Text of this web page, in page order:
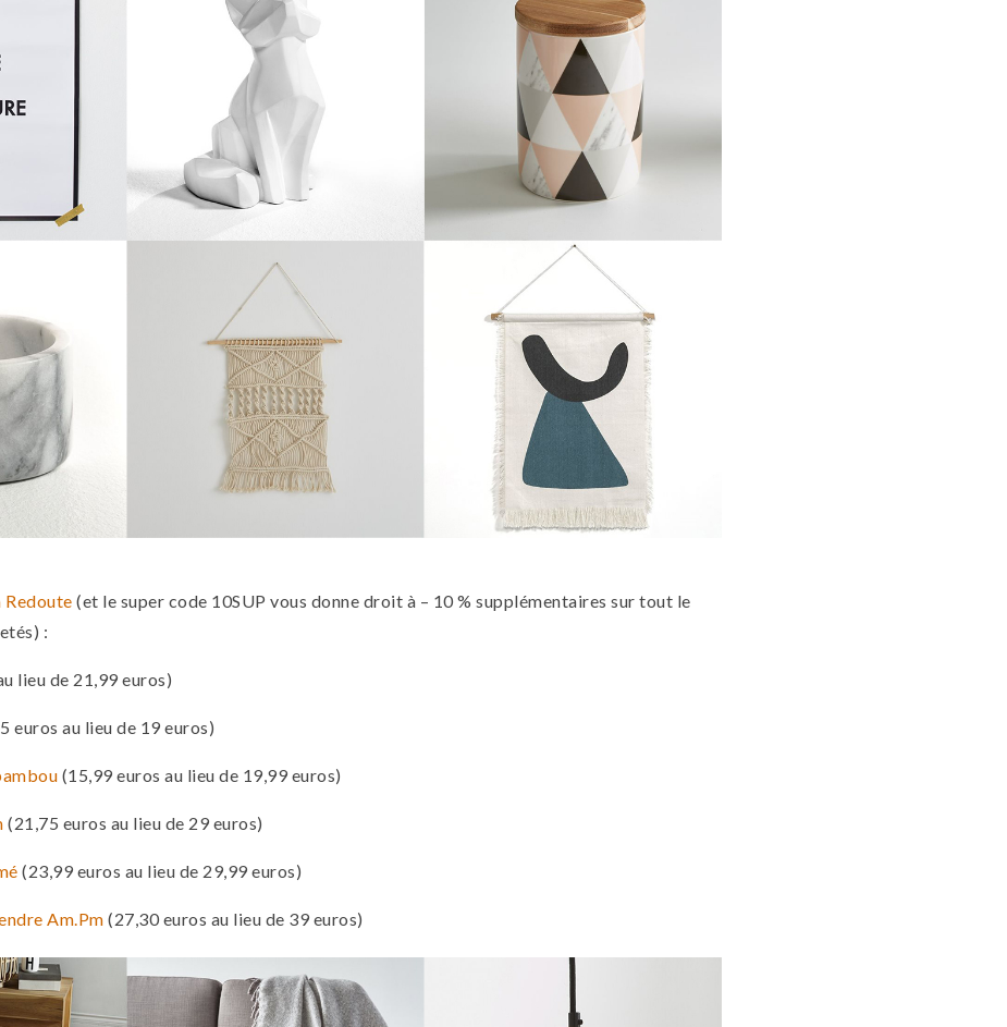
Redoute (et le super code 10SUP vous donne droit à – 10 % supplémentaires sur tout le
:
lieu de 21,99 euros)
euros au lieu de 19 euros)
(15,99 euros au lieu de 19,99 euros)
(21,75 euros au lieu de 29 euros)
(23,99 euros au lieu de 29,99 euros)
Am.Pm (27,30 euros au lieu de 39 euros)